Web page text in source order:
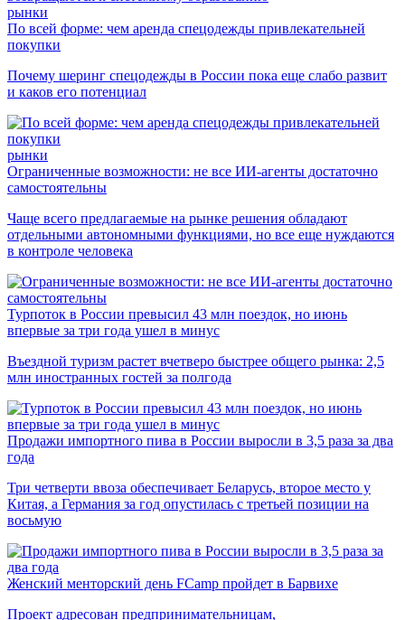
рынки
По всей форме: чем аренда спецодежды привлекательней
покупки
Почему шеринг спецодежды в России пока еще слабо развит
и каков его потенциал
рынки
Ограниченные возможности: не все ИИ-агенты достаточно
самостоятельны
Чаще всего предлагаемые на рынке решения обладают
отдельными автономными функциями, но все еще нуждаются
в контроле человека
Турпоток в России превысил 43 млн поездок, но июнь
впервые за три года ушел в минус
Въездной туризм растет вчетверо быстрее общего рынка: 2,5
млн иностранных гостей за полгода
Продажи импортного пива в России выросли в 3,5 раза за два
года
Три четверти ввоза обеспечивает Беларусь, второе место у
Китая, а Германия за год опустилась с третьей позиции на
восьмую
Женский менторский день FCamp пройдет в Барвихе
Проект адресован предпринимательницам,